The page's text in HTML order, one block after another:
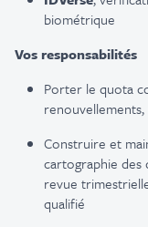
biométrique
Vos responsabilités
Porter le quota
renouvellements,
Construire et
cartographie des
revue
qualifié